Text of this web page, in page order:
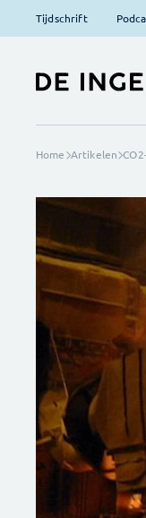
Tijdschrift
Home Artikelen